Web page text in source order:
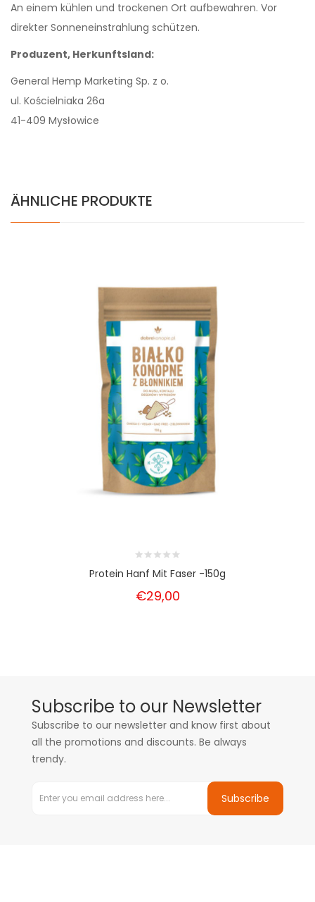
An einem kühlen und trockenen Ort aufbewahren. Vor
direkter Sonneneinstrahlung schützen.
Produzent, Herkunftsland:
General Hemp Marketing Sp. z o.
ul. Kościelniaka 26a
41-409 Mysłowice
ÄHNLICHE PRODUKTE
Protein Hanf Mit Faser -150g
€29,00
Subscribe to our Newsletter
Subscribe to our newsletter and know first about
all the promotions and discounts. Be always
trendy.
Subscribe